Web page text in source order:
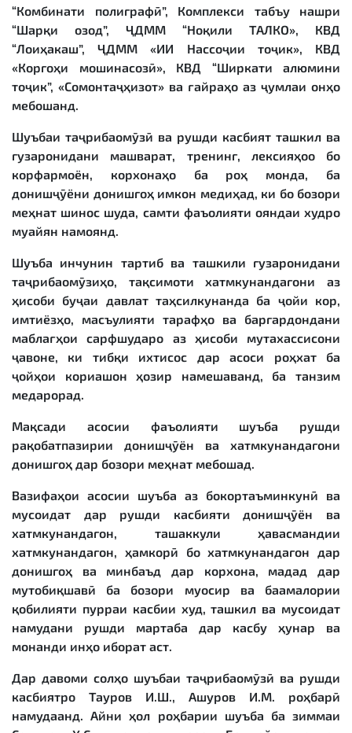
“Комбинати полиграфӣ”, Комплекси табъу нашри
“Шарқи озод”, ҶДММ “Ноқили ТАЛКО», КВД
“Лоиҳакаш”, ҶДММ «ИИ Нассоҷии тоҷик», КВД
«Коргоҳи мошинасозӣ», КВД “Ширкати алюмини
тоҷик”, «Сомонтаҷҳизот» ва ғайраҳо аз ҷумлаи онҳо
мебошанд.
Шуъбаи таҷрибаомӯзӣ ва рушди касбият ташкил ва
гузаронидани машварат, тренинг, лексияҳоо бо
корфармоён, корхонаҳо ба роҳ монда, ба
донишҷӯёни донишгоҳ имкон медиҳад, ки бо бозори
меҳнат шинос шуда, самти фаъолияти ояндаи худро
муайян намоянд.
Шуъба инчунин тартиб ва ташкили гузаронидани
таҷрибаомӯзиҳо, тақсимоти хатмкунандагони аз
ҳисоби буҷаи давлат таҳсилкунанда ба ҷойи кор,
имтиёзҳо, масъулияти тарафҳо ва баргардондани
маблағҳои сарфшударо аз ҳисоби мутахассисони
ҷавоне, ки тибқи ихтисос дар асоси роҳхат ба
ҷойҳои кориашон ҳозир намешаванд, ба танзим
медарорад.
Мақсади асосии фаъолияти шуъба рушди
рақобатпазирии донишҷӯён ва хатмкунандагони
донишгоҳ дар бозори меҳнат мебошад.
Вазифаҳои асосии шуъба аз бокортаъминкунӣ ва
мусоидат дар рушди касбияти донишҷӯён ва
хатмкунандагон, ташаккули ҳавасмандии
хатмкунандагон, ҳамкорӣ бо хатмкунандагон дар
донишгоҳ ва минбаъд дар корхона, мадад дар
мутобиқшавӣ ба бозори муосир ва баамалории
қобилияти пурраи касбии худ, ташкил ва мусоидат
намудани рушди мартаба дар касбу ҳунар ва
монанди инҳо иборат аст.
Дар давоми солҳо шуъбаи таҷрибаомӯзӣ ва рушди
касбиятро Тауров И.Ш., Ашуров И.М. роҳбарӣ
намудаанд. Айни ҳол роҳбарии шуъба ба зиммаи